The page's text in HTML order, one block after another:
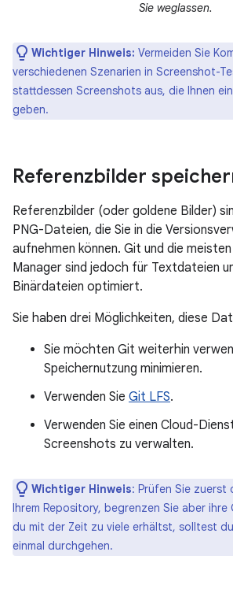
Sie weglassen.
Wichtiger Hinweis: Vermeiden Sie
verschiedenen Szenarien in Screenshot-
stattdessen Screenshots aus, die Ihnen
geben.
Referenzbilder
Referenzbilder (oder goldene Bilder)
PNG-Dateien, die Sie in die
aufnehmen können. Git und die
Manager sind jedoch für Textdateien
Binärdateien optimiert.
Sie haben drei Möglichkeiten, diese
Sie möchten Git weiterhin
Speichernutzung minimieren.
Verwenden Sie Git LFS.
Verwenden Sie einen Cloud-
Screenshots zu verwalten.
Wichtiger Hinweis: Prüfen Sie zuerst
Ihrem Repository, begrenzen Sie aber ihre
du mit der Zeit zu viele erhältst, solltest
einmal durchgehen.